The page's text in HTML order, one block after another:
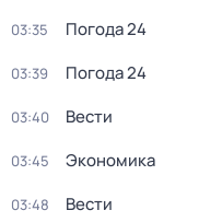
03:35 Погода 24
03:39 Погода 24
03:40 Вести
03:45 Экономика
03:48 Вести